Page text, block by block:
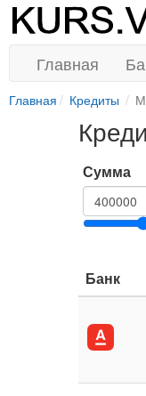
Главная
Главная Кредиты
Сумма
Банк